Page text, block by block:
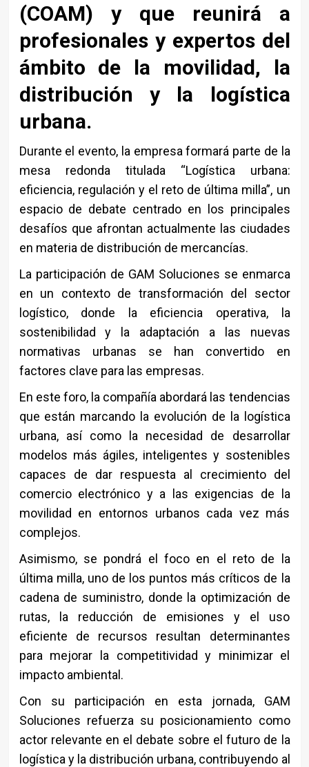
(COAM) y que reunirá a
profesionales y expertos del
ámbito de la movilidad, la
distribución y la logística
urbana.
Durante el evento, la empresa formará parte de la
mesa redonda titulada “Logística urbana:
eficiencia, regulación y el reto de última milla”, un
espacio de debate centrado en los principales
desafíos que afrontan actualmente las ciudades
en materia de distribución de mercancías.
La participación de GAM Soluciones se enmarca
en un contexto de transformación del sector
logístico, donde la eficiencia operativa, la
sostenibilidad y la adaptación a las nuevas
normativas urbanas se han convertido en
factores clave para las empresas.
En este foro, la compañía abordará las tendencias
que están marcando la evolución de la logística
urbana, así como la necesidad de desarrollar
modelos más ágiles, inteligentes y sostenibles
capaces de dar respuesta al crecimiento del
comercio electrónico y a las exigencias de la
movilidad en entornos urbanos cada vez más
complejos.
Asimismo, se pondrá el foco en el reto de la
última milla, uno de los puntos más críticos de la
cadena de suministro, donde la optimización de
rutas, la reducción de emisiones y el uso
eficiente de recursos resultan determinantes
para mejorar la competitividad y minimizar el
impacto ambiental.
Con su participación en esta jornada, GAM
Soluciones refuerza su posicionamiento como
actor relevante en el debate sobre el futuro de la
logística y la distribución urbana, contribuyendo al